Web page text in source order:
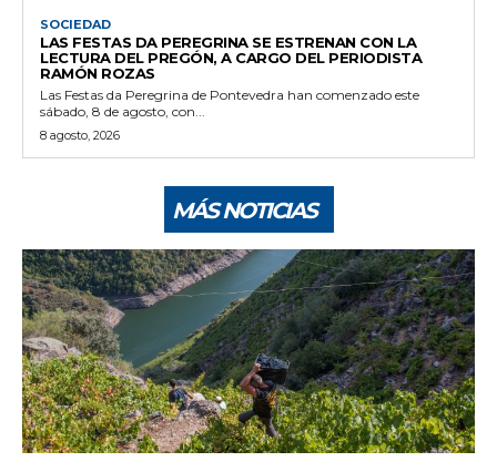
SOCIEDAD
LAS FESTAS DA PEREGRINA SE ESTRENAN CON LA
LECTURA DEL PREGÓN, A CARGO DEL PERIODISTA
RAMÓN ROZAS
Las Festas da Peregrina de Pontevedra han comenzado este
sábado, 8 de agosto, con...
8 agosto, 2026
MÁS NOTICIAS